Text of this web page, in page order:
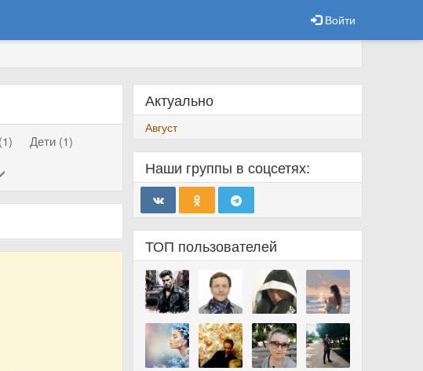
Войти
Дети (1)
Актуально
Август
Наши группы в соцсетях:
ТОП пользователей